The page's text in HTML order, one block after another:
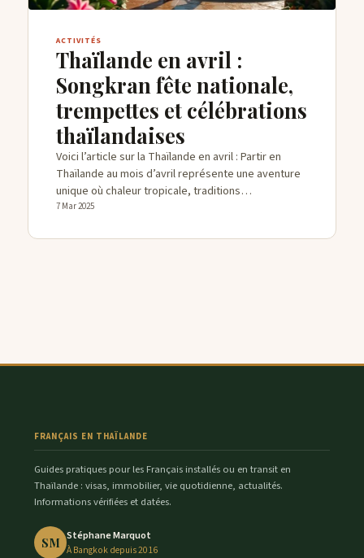
ACTIVITÉS
Thaïlande en avril :
Songkran fête nationale,
trempettes et célébrations
thaïlandaises
Voici l’article sur la Thaïlande en avril : Partir en
Thaïlande au mois d’avril représente une aventure
unique où chaleur tropicale, traditions…
7 Mar 2025
FRANÇAIS EN THAÏLANDE
Guides pratiques pour les Français installés ou en transit en
Thaïlande : visas, immobilier, vie quotidienne, actualités.
Informations vérifiées et datées.
SM Stéphane Marquot
À Bangkok depuis 2016